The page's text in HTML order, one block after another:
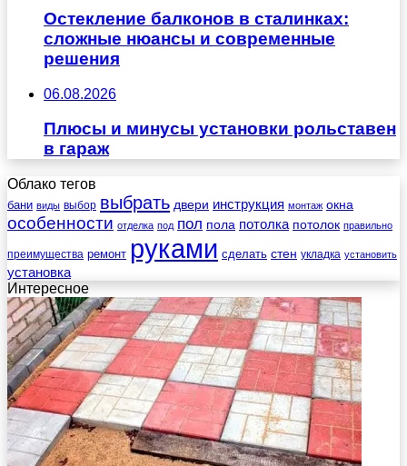
Остекление балконов в сталинках:
сложные нюансы и современные
решения
06.08.2026
Плюсы и минусы установки рольставен
в гараж
Облако тегов
бани виды выбор выбрать двери инструкция монтаж окна
особенности отделка под пол пола потолка потолок правильно
преимущества ремонт руками сделать стен укладка установить
установка
Интересное